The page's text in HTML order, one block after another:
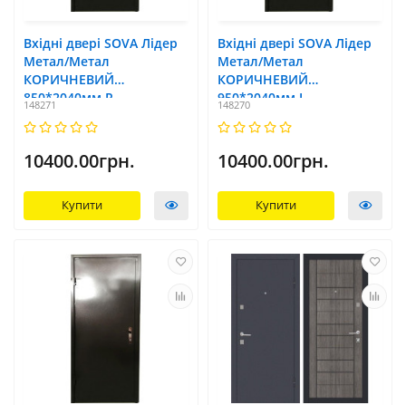
Вхідні двері SOVA Лідер
Метал/Метал
КОРИЧНЕВИЙ
850*2040мм R
148271
10400.00грн.
Купити
Вхідні двері SOVA Лідер
Метал/Метал
КОРИЧНЕВИЙ
950*2040мм L
148270
10400.00грн.
Купити